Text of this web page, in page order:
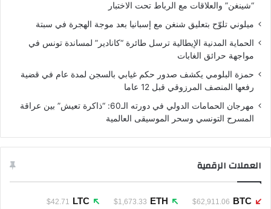
“شينغن” والعلاقات مع الرباط تحت الاختبار
ميلوني تلوّح بتعليق شنغن مع إسبانيا بعد موجة الهجرة في سبتة
الحماية المدنية الإيطالية ترسل طائرة “كانادير” لمساندة تونس في
مواجهة حرائق الغابات
حمزة البلومي يكشف صدور حكم غيابي بالسجن لمدة عام في قضية
رفعها المنصف المرزوقي قبل 12 عاما
مهرجان الحمامات الدولي في دورته الـ60: “ذاكرة تعيش” بين عراقة
المسرح التونسي وسحر الموسيقى العالمية
العملات الرقمية
BTC
$62,911.06
ETH
$1,673.33
LTC
$42.71